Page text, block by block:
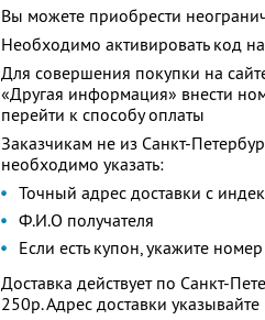
Вы можете приобрести
Необходимо активировать код
Для совершения покупки на
«Другая информация» внести
перейти к способу оплаты
Заказчикам не из Санкт-
необходимо указать:
Точный адрес доставки с
Ф.И.О получателя
Если есть купон, укажите
Доставка действует по Санкт-
250р. Адрес доставки